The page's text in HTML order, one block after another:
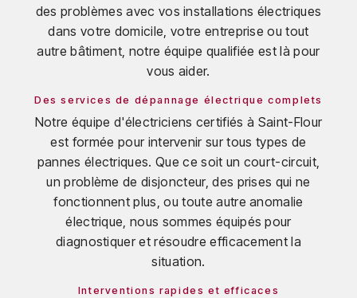
des problèmes avec vos installations électriques
dans votre domicile, votre entreprise ou tout
autre bâtiment, notre équipe qualifiée est là pour
vous aider.
Des services de dépannage électrique complets
Notre équipe d'électriciens certifiés à Saint-Flour
est formée pour intervenir sur tous types de
pannes électriques. Que ce soit un court-circuit,
un problème de disjoncteur, des prises qui ne
fonctionnent plus, ou toute autre anomalie
électrique, nous sommes équipés pour
diagnostiquer et résoudre efficacement la
situation.
Interventions rapides et efficaces